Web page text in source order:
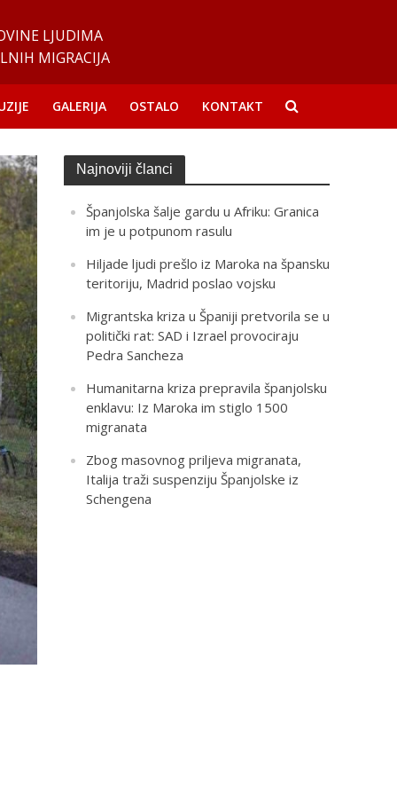
LJUDIMA
MIGRACIJA
GALERIJA OSTALO KONTAKT
Najnoviji članci
Španjolska šalje gardu u Afriku: Granica
im je u potpunom rasulu
Hiljade ljudi prešlo iz Maroka na špansku
teritoriju, Madrid poslao vojsku
Migrantska kriza u Španiji pretvorila se u
politički rat: SAD i Izrael provociraju
Pedra Sancheza
Humanitarna kriza prepravila španjolsku
enklavu: Iz Maroka im stiglo 1500
migranata
Zbog masovnog priljeva migranata,
Italija traži suspenziju Španjolske iz
Schengena